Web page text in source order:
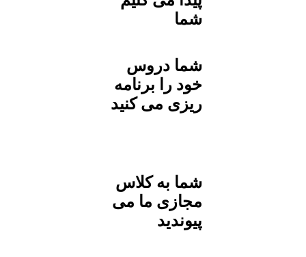
شما
شما دروس
خود را برنامه
ریزی می کنید
شما به کلاس
مجازی ما می
پیوندید